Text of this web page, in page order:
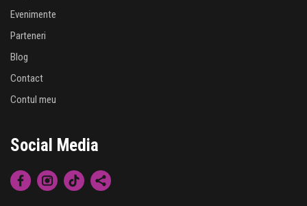
Evenimente
Parteneri
Blog
Contact
Contul meu
Social Media